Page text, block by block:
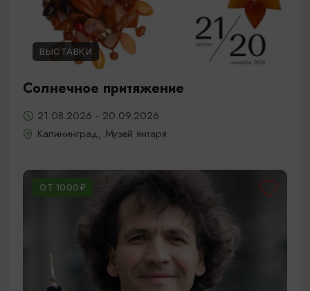
ВЫСТАВКИ
Солнечное притяжение
21.08.2026 - 20.09.2026
Калининград, Музей янтаря
ОТ 1000₽